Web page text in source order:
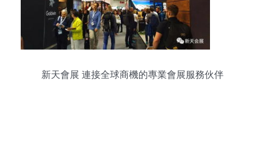
新天會展 連接全球商機的專業會展服務伙伴